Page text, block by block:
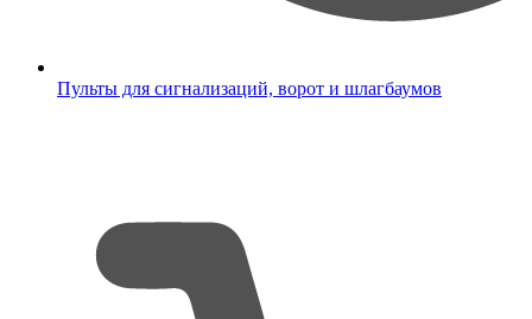
Пульты для сигнализаций, ворот и шлагбаумов